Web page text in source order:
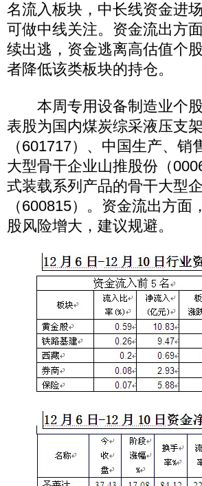
名流入板块，中长线资金进
可做中线关注。资金流出方
续出逃，资金逃离高估值个
者降低该类板块的持仓。
本周专用设备制造业个股
表股为国内煤炭综采液压支
（601717）、中国生产、
大型骨干企业山推股份（
式装载系列产品的骨干大型
（600815）。资金流出方
股风险增大，建议规避。